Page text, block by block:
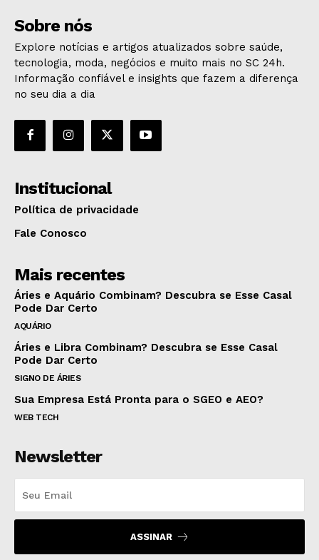
Sobre nós
Explore notícias e artigos atualizados sobre saúde,
tecnologia, moda, negócios e muito mais no SC 24h.
Informação confiável e insights que fazem a diferença
no seu dia a dia
Institucional
Política de privacidade
Fale Conosco
Mais recentes
Áries e Aquário Combinam? Descubra se Esse Casal
Pode Dar Certo
AQUÁRIO
Áries e Libra Combinam? Descubra se Esse Casal
Pode Dar Certo
SIGNO DE ÁRIES
Sua Empresa Está Pronta para o SGEO e AEO?
WEB TECH
Newsletter
ASSINAR